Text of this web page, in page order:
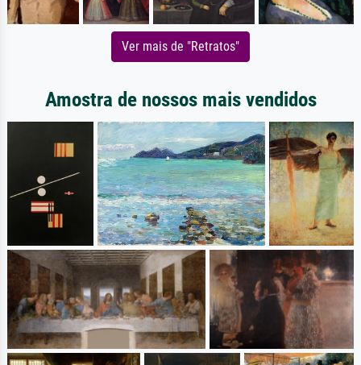
Ver mais de "Retratos"
Amostra de nossos mais vendidos